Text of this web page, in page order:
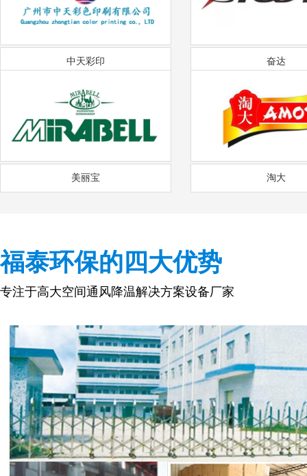
中天彩印 奋达
美丽宝 淘大
福泰环保的四大优势
专注于高大空间通风降温解决方案设备厂家